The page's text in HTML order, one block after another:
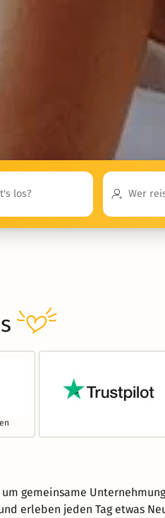
gemeinsame
erleben jeden Tag etwas